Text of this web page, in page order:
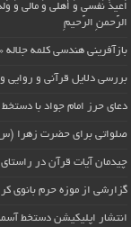
اُعیذُ نَفسی وَ أهلی وَ مالی وَ
الرَّحمنِ الرَّحیمِ
بازآفرینی هندسی کلمه جلاله
بررسی دلایل قرآنی و
دعای حرز امام جواد با
صلواتی برای حضرت زهرا
چیدمان آیات قرآن در
گزارشی از موزه حرم بانوی
انتشار اپلیکیشن دستخط